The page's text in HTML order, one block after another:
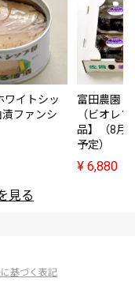
ワイトシッ
ファンシ
富田農園
（ビオレ
品】（8月
予定）
¥ 6,880
見る
基づく表記